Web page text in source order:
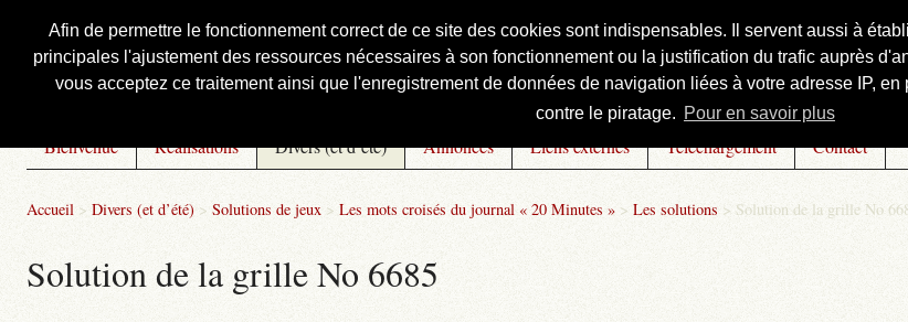
Afin de permettre le fonctionnement correct de ce site des cookies sont indispensables. Il servent aussi à
principales l'ajustement des ressources nécessaires à son fonctionnement ou la justification du trafic auprès
vous acceptez ce traitement ainsi que l'enregistrement de données de navigation liées à votre adresse IP,
contre le piratage. Pour en savoir plus
Courbis, « LE » Blog Officiel
Bienvenue Réalisations Divers (et d’été) Annonces Liens externes Téléchargement Contact
Accueil > Divers (et d’été) > Solutions de jeux > Les mots croisés du journal « 20 Minutes » > Les solutions > Solution de la grille No
Solution de la grille No 6685